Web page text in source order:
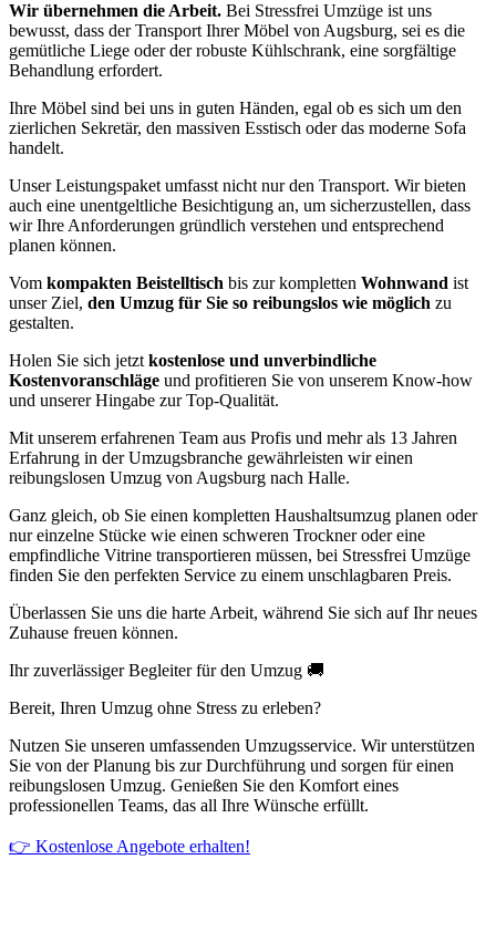
Wir übernehmen die Arbeit. Bei Stressfrei Umzüge ist uns
bewusst, dass der Transport Ihrer Möbel von Augsburg, sei es die
gemütliche Liege oder der robuste Kühlschrank, eine sorgfältige
Behandlung erfordert.
Ihre Möbel sind bei uns in guten Händen, egal ob es sich um den
zierlichen Sekretär, den massiven Esstisch oder das moderne Sofa
handelt.
Unser Leistungspaket umfasst nicht nur den Transport. Wir bieten
auch eine unentgeltliche Besichtigung an, um sicherzustellen, dass
wir Ihre Anforderungen gründlich verstehen und entsprechend
planen können.
Vom kompakten Beistelltisch bis zur kompletten Wohnwand ist
unser Ziel, den Umzug für Sie so reibungslos wie möglich zu
gestalten.
Holen Sie sich jetzt kostenlose und unverbindliche
Kostenvoranschläge und profitieren Sie von unserem Know-how
und unserer Hingabe zur Top-Qualität.
Mit unserem erfahrenen Team aus Profis und mehr als 13 Jahren
Erfahrung in der Umzugsbranche gewährleisten wir einen
reibungslosen Umzug von Augsburg nach Halle.
Ganz gleich, ob Sie einen kompletten Haushaltsumzug planen oder
nur einzelne Stücke wie einen schweren Trockner oder eine
empfindliche Vitrine transportieren müssen, bei Stressfrei Umzüge
finden Sie den perfekten Service zu einem unschlagbaren Preis.
Überlassen Sie uns die harte Arbeit, während Sie sich auf Ihr neues
Zuhause freuen können.
Ihr zuverlässiger Begleiter für den Umzug 🚚
Bereit, Ihren Umzug ohne Stress zu erleben?
Nutzen Sie unseren umfassenden Umzugsservice. Wir unterstützen
Sie von der Planung bis zur Durchführung und sorgen für einen
reibungslosen Umzug. Genießen Sie den Komfort eines
professionellen Teams, das all Ihre Wünsche erfüllt.
👉 Kostenlose Angebote erhalten!